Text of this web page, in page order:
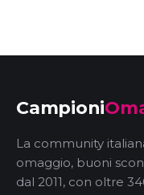
Campioni
La community
omaggio, buoni
dal 2011, con oltre